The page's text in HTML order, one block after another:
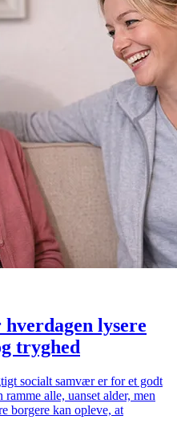
hverdagen lysere
tryghed
socialt samvær er for et godt
alle, uanset alder, men
borgere kan opleve, at